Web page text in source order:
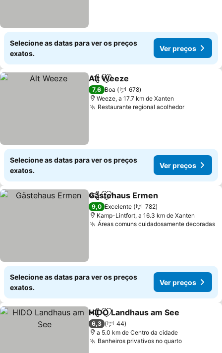
Selecione as datas para ver os preços
exatos.
Ver preços
PartilharAdicionar aos favoritos
Alt Weeze
7,6 Boa
678
Weeze, a 17.7 km de Xanten
Restaurante regional acolhedorVer
Selecione as datas para ver os preços
exatos.
Ver preços
PartilharAdicionar aos favoritos
Gästehaus Ermen
9,0 Excelente
782
Kamp-Lintfort, a 16.3 km de Xanten
Áreas comuns cuidadosamente decoradas
Selecione as datas para ver os preços
exatos.
Ver preços
PartilharAdicionar aos favoritos
HIDO Landhaus am See
6,3
44
a 5.0 km de Centro da cidade
Banheiros privativos no quartoVer preços